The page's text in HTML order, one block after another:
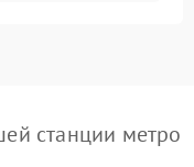
станции метро